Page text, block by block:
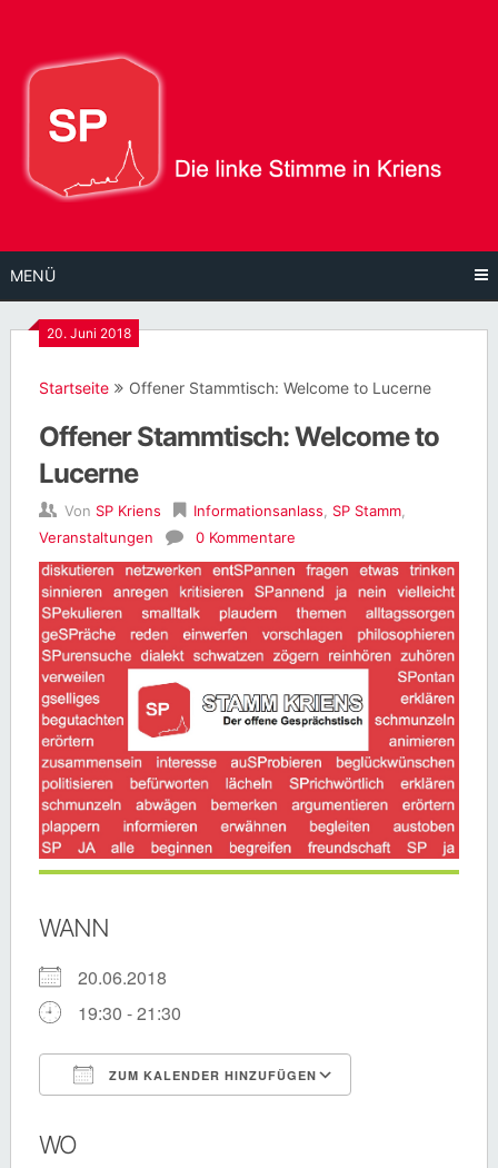
Inhalt
MENÜ
20. Juni 2018
Startseite Offener Stammtisch: Welcome to Lucerne
Offener Stammtisch: Welcome to
Lucerne
Von SP Kriens Informationsanlass SP Stamm,
Veranstaltungen
0 Kommentare
WANN
20.06.2018
19:30 - 21:30
ZUM KALENDER HINZUFÜGEN
WO